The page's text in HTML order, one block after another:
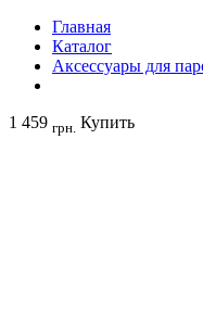
Главная
Каталог
Аксессуары для
1 459 грн. Купить